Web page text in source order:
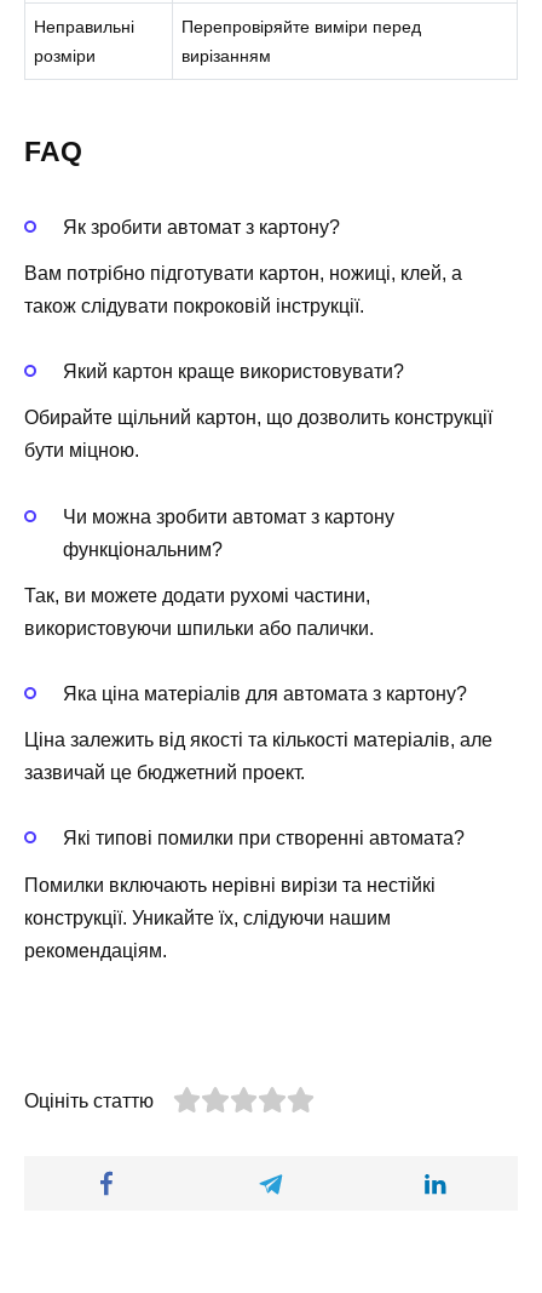
Неправильні
розміри
Перепровіряйте виміри перед
вирізанням
FAQ
Як зробити автомат з картону?
Вам потрібно підготувати картон, ножиці, клей, а
також слідувати покроковій інструкції.
Який картон краще використовувати?
Обирайте щільний картон, що дозволить конструкції
бути міцною.
Чи можна зробити автомат з картону
функціональним?
Так, ви можете додати рухомі частини,
використовуючи шпильки або палички.
Яка ціна матеріалів для автомата з картону?
Ціна залежить від якості та кількості матеріалів, але
зазвичай це бюджетний проект.
Які типові помилки при створенні автомата?
Помилки включають нерівні вирізи та нестійкі
конструкції. Уникайте їх, слідуючи нашим
рекомендаціям.
Оцініть статтю